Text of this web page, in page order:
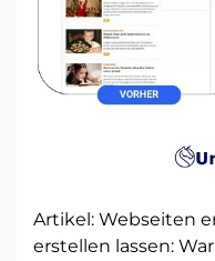
Artikel: Webseiten
erstellen lassen: